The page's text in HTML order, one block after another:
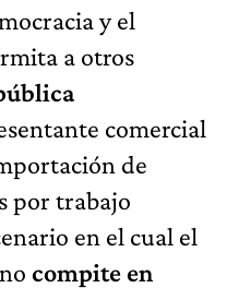
y el
a otros
comercial
de
por trabajo
en el cual el
compite en